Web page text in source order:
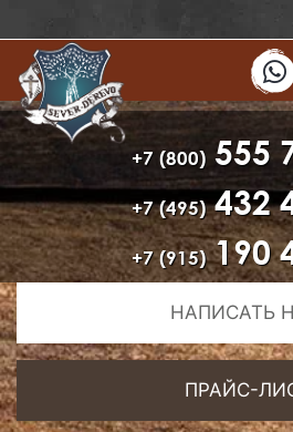
+7 (800) 555
+7 (495)432
+7 (915)190
НАПИСАТЬ
ПРАЙС-